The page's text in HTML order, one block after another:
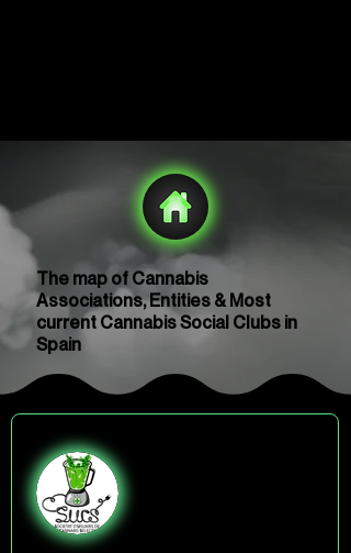
The map of Cannabis
Associations, Entities & Most
current Cannabis Social Clubs in
Spain